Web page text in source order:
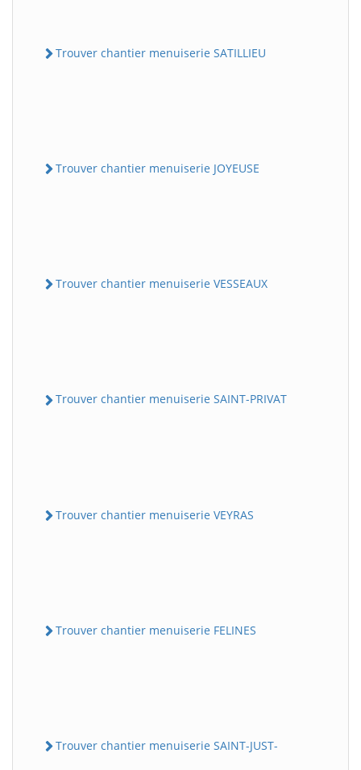
Trouver chantier menuiserie SATILLIEU
Trouver chantier menuiserie JOYEUSE
Trouver chantier menuiserie VESSEAUX
Trouver chantier menuiserie SAINT-PRIVAT
Trouver chantier menuiserie VEYRAS
Trouver chantier menuiserie FELINES
Trouver chantier menuiserie SAINT-JUST-